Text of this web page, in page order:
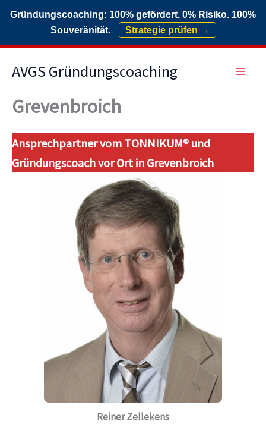
Gründungscoaching: 100% gefördert. 0% Risiko. 100%
Souveränität.
Strategie prüfen →
InhaltAVGS Gründungscoaching
Grevenbroich
Ansprechpartner vom TONNIKUM® und
Gründungscoach vor Ort in Grevenbroich
Reiner Zellekens